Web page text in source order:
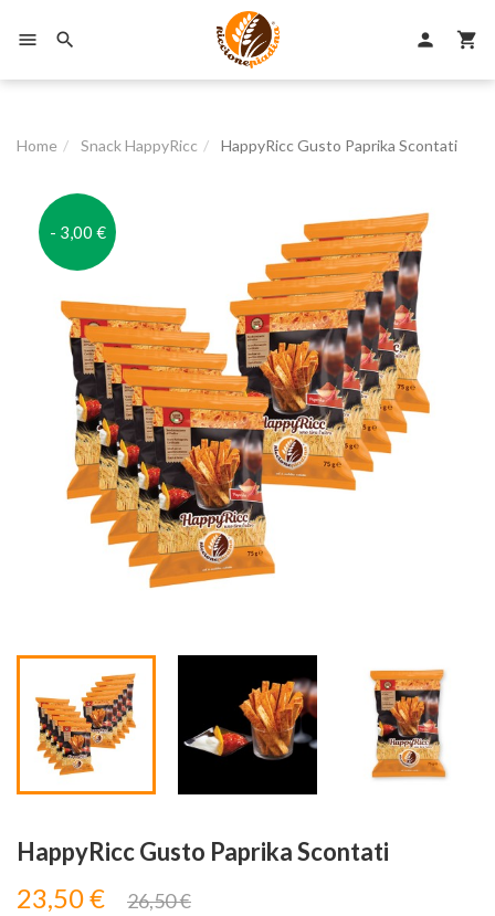
 
person

Home Snack HappyRicc HappyRicc Gusto Paprika Scontati
- 3,00 €
 Visualizza
HappyRicc Gusto Paprika Scontati
23,50 € 26,50 €